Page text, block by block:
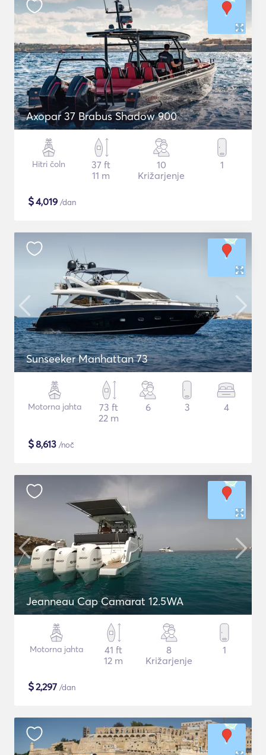
Axopar 37 Brabus Shadow 900
Hitri čoln
37 ft
11 m
10
Križarjenje
1
$4,019 /dan
Sunseeker Manhattan 73
Motorna jahta
73 ft
22 m
6 3 4
$8,613 /noč
Jeanneau Cap Camarat 12.5WA
Motorna jahta
41 ft
12 m
8
Križarjenje
1
$2,297 /dan